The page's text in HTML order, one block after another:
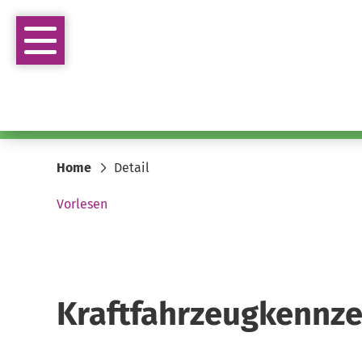
Home Detail
Vorlesen